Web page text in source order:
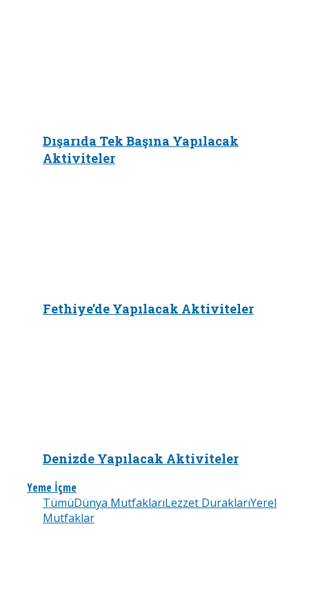
Dışarıda Tek Başına Yapılacak
Aktiviteler
Fethiye’de Yapılacak Aktiviteler
Denizde Yapılacak Aktiviteler
Yeme İçme
TümüDünya MutfaklarıLezzet DuraklarıYerel
Mutfaklar